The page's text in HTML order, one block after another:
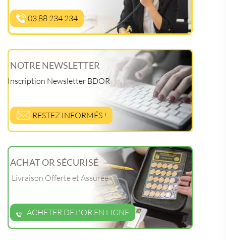
03 88 234 234
NOTRE NEWSLETTER
Inscription Newsletter BDOR
RESTEZ INFORMÉS !
ACHAT OR SÉCURISÉ
Livraison Offerte et Assurée
ACHETER DE L'OR EN LIGNE